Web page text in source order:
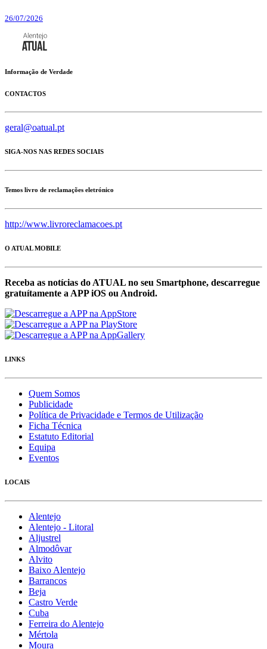
26/07/2026
Informação de Verdade
CONTACTOS
geral@oatual.pt
SIGA-NOS NAS REDES SOCIAIS
Temos livro de reclamações eletrónico
http://www.livroreclamacoes.pt
O ATUAL MOBILE
Receba as notícias do ATUAL no seu Smartphone, descarregue
gratuítamente a APP iOS ou Android.
LINKS
Quem Somos
Publicidade
Política de Privacidade e Termos de Utilização
Ficha Técnica
Estatuto Editorial
Equipa
Eventos
LOCAIS
Alentejo
Alentejo - Litoral
Aljustrel
Almodôvar
Alvito
Baixo Alentejo
Barrancos
Beja
Castro Verde
Cuba
Ferreira do Alentejo
Mértola
Moura